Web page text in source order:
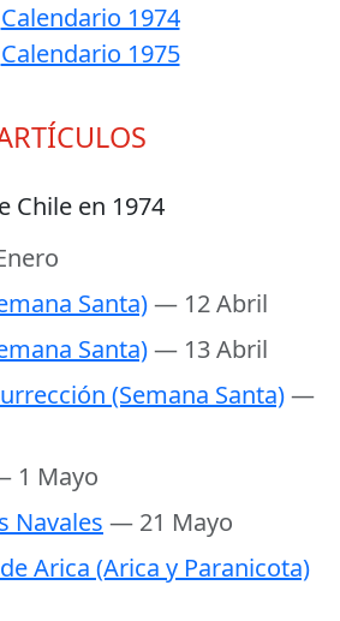
Calendario 1974
Calendario 1975
Chile en 1974
Santa)— 12 Abril
Santa)— 13 Abril
(Semana Santa)—
1 Mayo
Navales — 21 Mayo
Arica (Arica y Paranicota)